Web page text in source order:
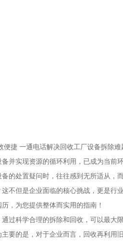
便捷 一通电话解决回收工厂设备拆除难
并实现资源的循环利用，已成为当前
的处置疑问时，往往感到无所适从，
不但是企业面临的核心挑战，更是行
，为您提供整体而实用的指南！
过科学合理的拆除和回收，可以最
要的是，对于企业而言，回收再利用